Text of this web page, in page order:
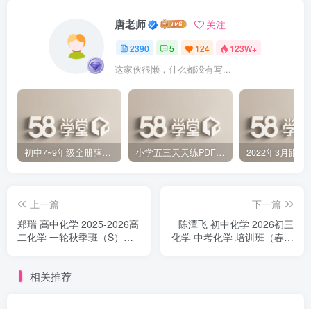
唐老师 关注
2390 5 124 123W+
这家伙很懒，什么都没有写...
初中7~9年级全册薛金星中学教材全解PDF 百度网盘分享下载 小学五三天天练PDF（压缩打包）百度网盘分享下载
上一篇
郑瑞 高中化学 2025-2026高
二化学 一轮秋季班（S）百
下一篇
陈潭飞 初中化学 2026初三
化学 中考化学 培训班（春上
相关推荐